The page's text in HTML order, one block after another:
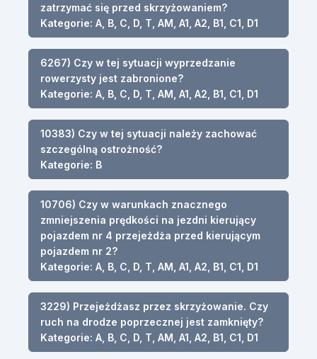
zatrzymać się przed skrzyżowaniem?
Kategorie: A, B, C, D, T, AM, A1, A2, B1, C1, D1
6267) Czy w tej sytuacji wyprzedzanie
rowerzysty jest zabronione?
Kategorie: A, B, C, D, T, AM, A1, A2, B1, C1, D1
10383) Czy w tej sytuacji należy zachować
szczególną ostrożność?
Kategorie: B
10706) Czy w warunkach znacznego
zmniejszenia prędkości na jezdni kierujący
pojazdem nr 4 przejeżdża przed kierującym
pojazdem nr 2?
Kategorie: A, B, C, D, T, AM, A1, A2, B1, C1, D1
3229) Przejeżdżasz przez skrzyżowanie. Czy
ruch na drodze poprzecznej jest zamknięty?
Kategorie: A, B, C, D, T, AM, A1, A2, B1, C1, D1